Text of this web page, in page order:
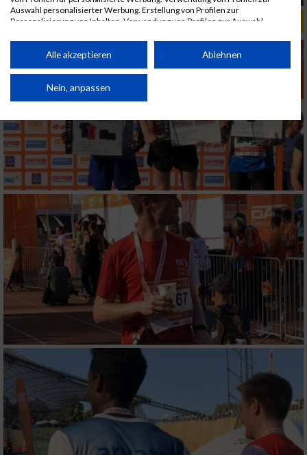
ALBUM B2RUN MÜNCHEN, B2RUN / 16.07.2019
Auswahl personalisierter Werbung. Erstellung von Profilen zur
Personalisierung von Inhalten. Verwendung von Profilen zur Auswahl
Performance von Inhalten. Analyse von Zielgruppen durch Statistiken oder
Kombinationen von Daten aus verschiedenen Quellen. Entwicklung und
von Inhalten.
Daten können außerhalb der Europäischen Union weitergegeben und in die
Website/App.
Partnerliste anzeigen (1 IAB-Anbieter)
Wir nutzen Ihre Daten für folgende Zwecke:
IAB-Verarbeitungszwecke:
Speichern von oder Zugriff auf Informationen
auf einem Endgerät
Verwendung reduzierter Daten zur Auswahl
von Werbeanzeigen
Erstellung von Profilen für personalisierte
Werbung
Verwendung von Profilen zur Auswahl
personalisierter Werbung
Erstellung von Profilen zur Personalisierung
von Inhalten
Verwendung von Profilen zur Auswahl
personalisierter Inhalte
Alle akzeptieren Ablehnen
Nein, anpassen